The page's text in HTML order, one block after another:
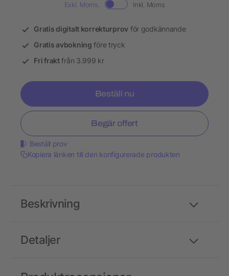
Exkl. Moms. Inkl. Moms
Gratis digitalt korrekturprov för godkännande
Gratis avbokning före tryck
Fri fraktfrån 3.999 kr
Beställ nu
Begär offert
Beställ prov
Kopiera länken till den konfigurerade produkten
Detaljer
Beskrivning